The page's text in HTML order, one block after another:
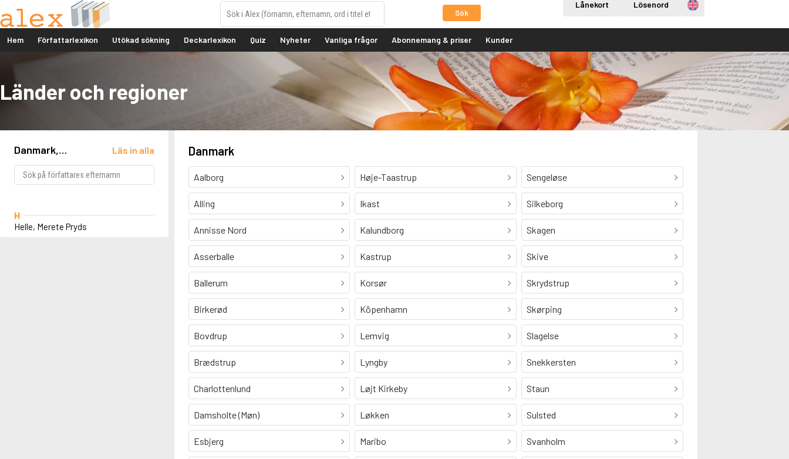
Sök
Lånekort Lösenord Engelska
Hem Författarlexikon Utökad sökning Deckarlexikon Quiz Nyheter Vanliga frågor Abonnemang & priser Kunder
Länder och regioner
Danmark,
Läs in alla
H
Helle, Merete Pryds
Danmark
Aalborg
Alling
Annisse Nord
Asserballe
Ballerum
Birkerød
Bovdrup
Brædstrup
Charlottenlund
Damsholte (Møn)
Esbjerg
Høje-Taastrup
Ikast
Kalundborg
Kastrup
Korsør
Köpenhamn
Lemvig
Lyngby
Løjt Kirkeby
Løkken
Maribo
Sengeløse
Silkeborg
Skagen
Skive
Skrydstrup
Skørping
Slagelse
Snekkersten
Staun
Sulsted
Svanholm